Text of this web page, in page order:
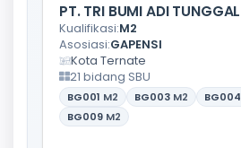
PT. TRI BUMI ADI TUNGGAL
Kualifikasi:M2
Asosiasi:GAPENSI
Kota Ternate
21 bidang SBU
BG001 M2 BG003 M2 BG004
BG009 M2